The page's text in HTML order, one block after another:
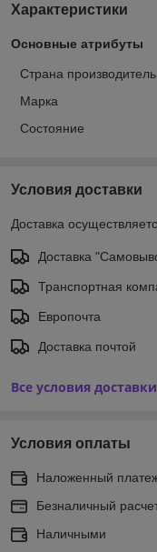
Характеристики
Основные атрибуты
Страна производитель
Марка
Состояние
Условия доставки
Доставка
Доставка
Транспортная
Европочта
Доставка почтой
Все условия доставки
Условия оплаты
Наложенный
Безналичный
Наличными